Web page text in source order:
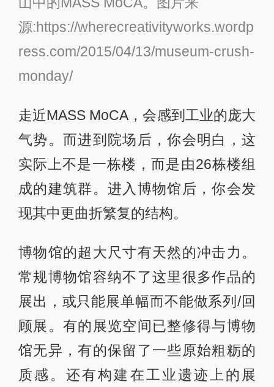
源:https://wherecreativityworks.wordp
ress.com/2015/04/13/museum-crush-
monday/
走近MASS MoCA，会感到工业的庞大
气势。而进到院场后，你会明白，这
实际上不是一栋楼，而是由26栋楼组
成的建筑群。进入博物馆后，你会发
现其中更曲折繁复的结构。
博物馆的超大尺寸有天然的冲击力。
常规博物馆容纳不了这里很多作品的
展出，或只能展单幅而不能做系列/回
顾展。有的展览空间已整修得与博物
馆无异，有的保留了一些原始粗粝的
质感。还有构建在工业遗迹上的展